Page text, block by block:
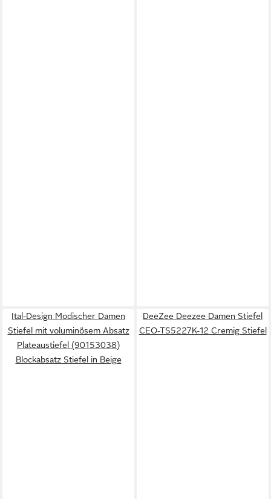
Ital-Design Modischer Damen
Stiefel mit voluminösem Absatz
Plateaustiefel (90153038)
Blockabsatz Stiefel in Beige
DeeZee Deezee Damen Stiefel
CEO-TS5227K-12 Cremig Stiefel